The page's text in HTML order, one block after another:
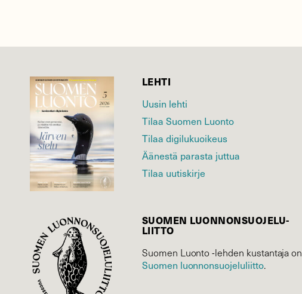
LEHTI
Uusin lehti
Tilaa Suomen Luonto
Tilaa digilukuoikeus
Äänestä parasta juttua
Tilaa uutiskirje
SUOMEN LUONNON­SUOJELU­
LIITTO
Suomen Luonto -lehden kustantaja on
Suomen luonnonsuojelu­liitto.